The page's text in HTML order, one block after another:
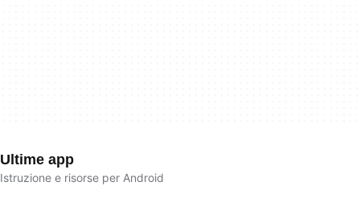
Ultime app
Istruzione e risorse per Android